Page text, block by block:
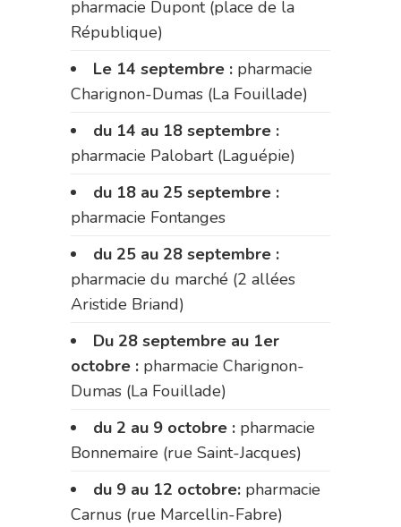
pharmacie Dupont (place de la
République)
Le 14 septembre : pharmacie
Charignon-Dumas (La Fouillade)
du 14 au 18 septembre :
pharmacie Palobart (Laguépie)
du 18 au 25 septembre :
pharmacie Fontanges
du 25 au 28 septembre :
pharmacie du marché (2 allées
Aristide Briand)
Du 28 septembre au 1er
octobre : pharmacie Charignon-
Dumas (La Fouillade)
du 2 au 9 octobre : pharmacie
Bonnemaire (rue Saint-Jacques)
du 9 au 12 octobre: pharmacie
Carnus (rue Marcellin-Fabre)